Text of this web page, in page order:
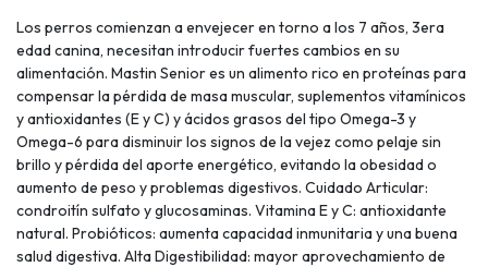
Los perros comienzan a envejecer en torno a los 7 años, 3era
edad canina, necesitan introducir fuertes cambios en su
alimentación. Mastin Senior es un alimento rico en proteínas para
compensar la pérdida de masa muscular, suplementos vitamínicos
y antioxidantes (E y C) y ácidos grasos del tipo Omega-3 y
Omega-6 para disminuir los signos de la vejez como pelaje sin
brillo y pérdida del aporte energético, evitando la obesidad o
aumento de peso y problemas digestivos. Cuidado Articular:
condroitín sulfato y glucosaminas. Vitamina E y C: antioxidante
natural. Probióticos: aumenta capacidad inmunitaria y una buena
salud digestiva. Alta Digestibilidad: mayor aprovechamiento de